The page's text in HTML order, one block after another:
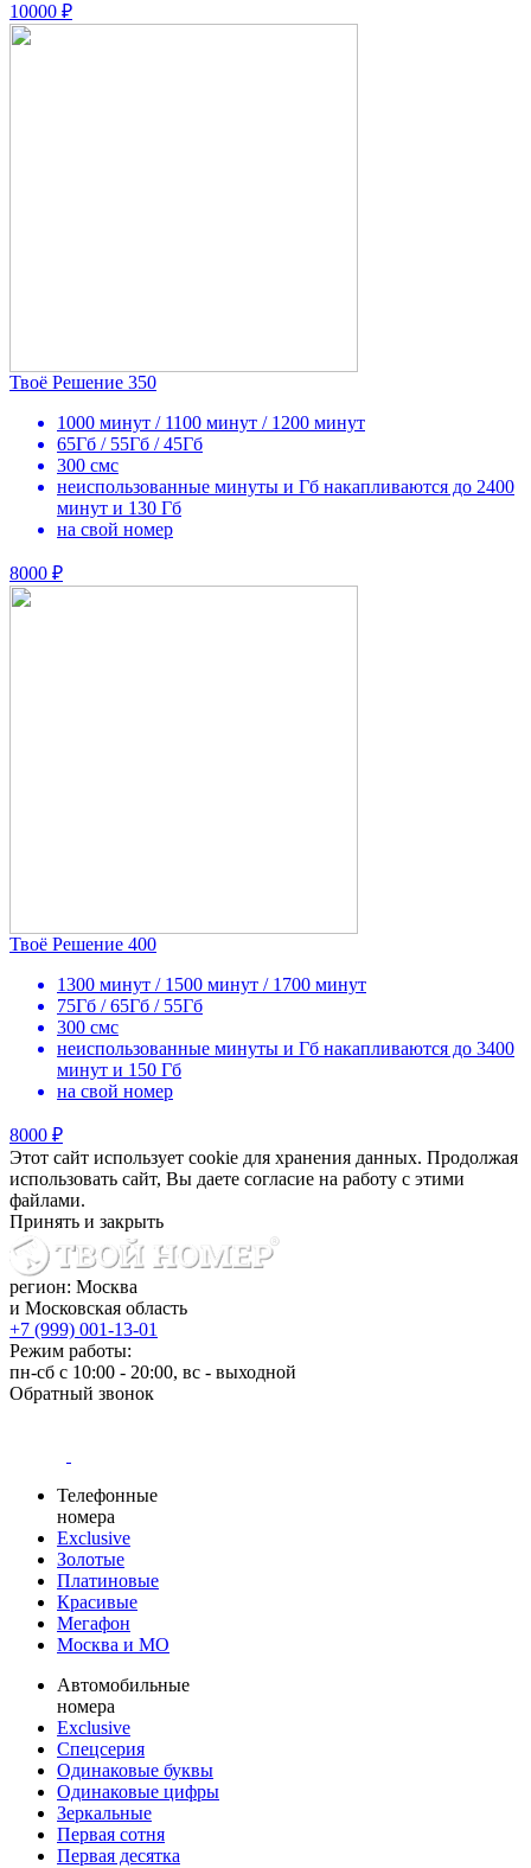
10000 ₽
Твоё Решение 350
1000 минут / 1100 минут / 1200 минут
65Гб / 55Гб / 45Гб
300 смс
неиспользованные минуты и Гб накапливаются до 2400
минут и 130 Гб
на свой номер
8000 ₽
Твоё Решение 400
1300 минут / 1500 минут / 1700 минут
75Гб / 65Гб / 55Гб
300 смс
неиспользованные минуты и Гб накапливаются до 3400
минут и 150 Гб
на свой номер
8000 ₽
Этот сайт использует cookie для хранения данных. Продолжая
использовать сайт, Вы даете согласие на работу с этими
файлами.
Принять и закрыть
регион: Москва
и Московская область
+7 (999) 001-13-01
Режим работы:
пн-сб с 10:00 - 20:00, вс - выходной
Обратный звонок
Телефонные
номера
Exclusive
Золотые
Платиновые
Красивые
Мегафон
Москва и МО
Автомобильные
номера
Exclusive
Спецсерия
Одинаковые буквы
Одинаковые цифры
Зеркальные
Первая сотня
Первая десятка